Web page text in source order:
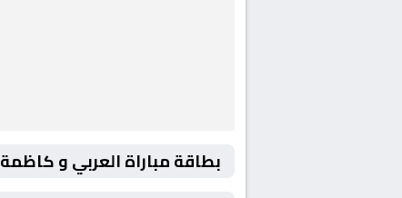
بطاقة مباراة العربي و كاظمة